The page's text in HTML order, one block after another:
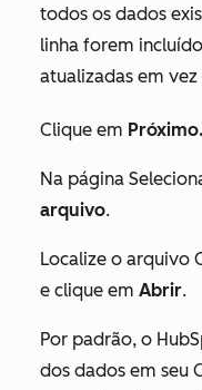
todos os dados
linha forem
atualizadas em
Clique em Próximo.
Na página
arquivo.
Localize o arquivo
e clique em Abrir.
Por padrão, o
dos dados em seu